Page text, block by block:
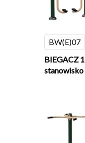
BW(E)07
BIEGACZ 1
stanowisko